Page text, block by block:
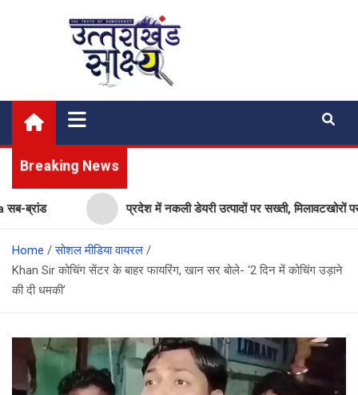
Uttarakhand Shakshya
My News Portal
Breaking News
प्रदेश में नकली डेयरी उत्पादों पर सख्ती, मिलावटखोरों पर
Home
सोशल मीडिया वायरल
Khan Sir कोचिंग सेंटर के बाहर फायरिंग, खान सर बोले- ‘2 दिन में कोचिंग उड़ाने
की दी धमकी’